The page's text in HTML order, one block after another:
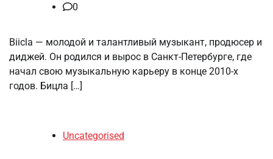
0
Biicla — молодой и талантливый музыкант, продюсер и
диджей. Он родился и вырос в Санкт-Петербурге, где
начал свою музыкальную карьеру в конце 2010-х
годов. Бицла […]
Uncategorised